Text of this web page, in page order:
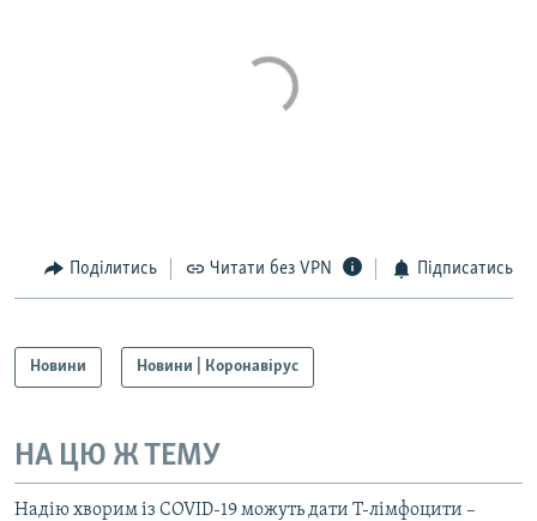
Усі сайти RFE/RL
Поділитись Читати без VPN Підписатись
Новини Новини | Коронавірус
НА ЦЮ Ж ТЕМУ
Надію хворим із COVID-19 можуть дати Т-лімфоцити –